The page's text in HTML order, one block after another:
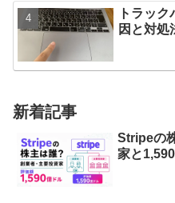
トラッ
因と対処
新着記事
Stripeの
家と